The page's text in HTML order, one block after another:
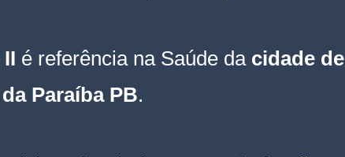
é referência na Saúde da cidade de
Paraíba PB.